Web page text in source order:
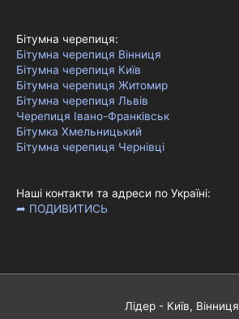
Бітумна черепиця:
Бітумна черепиця Вінниця
Бітумна черепиця Київ
Бітумна черепиця Житомир
Бітумна черепиця Львів
Черепиця Івано-Франківськ
Бітумка Хмельницький
Бітумна черепиця Чернівці
Наші контакти та адреси по Україні:
➦ ПОДИВИТИСЬ
Лідер - Київ, Вінниця